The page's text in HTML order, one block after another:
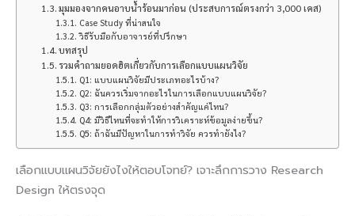
มุมมองจากคนอาบน้ำร้อนมาก่อน (ประสบการณ์ตรงกว่า 3,000 เคส)
Case Study ที่น่าสนใจ
วิธีรับมือกับอาจารย์ที่ปรึกษา
บทสรุป
รวมคำถามยอดฮิตเกี่ยวกับการเลือกแบบแผนวิจัย
Q1: แบบแผนวิจัยมีประเภทอะไรบ้าง?
Q2: ฉันควรเริ่มจากอะไรในการเลือกแบบแผนวิจัย?
Q3: การเลือกกลุ่มตัวอย่างสำคัญแค่ไหน?
Q4: มีวิธีไหนที่จะทำให้การวิเคราะห์ข้อมูลง่ายขึ้น?
Q5: ถ้าฉันมีปัญหาในการทำวิจัย ควรทำยังไง?
เลือกแบบแผนวิจัยยังไงให้ตอบโจทย์? เจาะลึกการวาง Research
Design ให้ตรงจุด